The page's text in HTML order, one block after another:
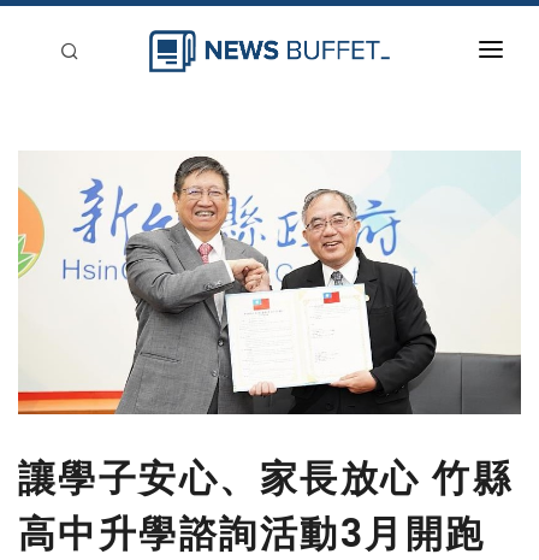
登入
刊登
讓學子安心、家長放心 竹縣
高中升學諮詢活動3月開跑